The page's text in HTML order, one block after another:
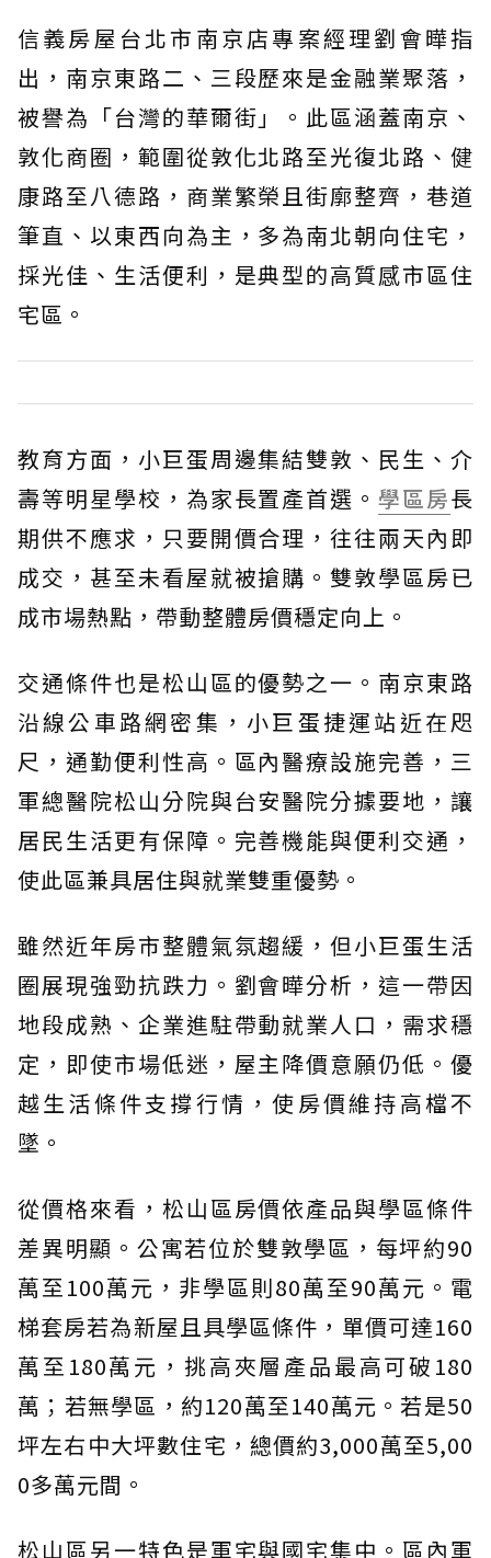
信義房屋台北市南京店專案經理劉會曄指
出，南京東路二、三段歷來是金融業聚落，
被譽為「台灣的華爾街」。此區涵蓋南京、
敦化商圈，範圍從敦化北路至光復北路、健
康路至八德路，商業繁榮且街廓整齊，巷道
筆直、以東西向為主，多為南北朝向住宅，
採光佳、生活便利，是典型的高質感市區住
宅區。
教育方面，小巨蛋周邊集結雙敦、民生、介
壽等明星學校，為家長置產首選。學區房長
期供不應求，只要開價合理，往往兩天內即
成交，甚至未看屋就被搶購。雙敦學區房已
成市場熱點，帶動整體房價穩定向上。
交通條件也是松山區的優勢之一。南京東路
沿線公車路網密集，小巨蛋捷運站近在咫
尺，通勤便利性高。區內醫療設施完善，三
軍總醫院松山分院與台安醫院分據要地，讓
居民生活更有保障。完善機能與便利交通，
使此區兼具居住與就業雙重優勢。
雖然近年房市整體氣氛趨緩，但小巨蛋生活
圈展現強勁抗跌力。劉會曄分析，這一帶因
地段成熟、企業進駐帶動就業人口，需求穩
定，即使市場低迷，屋主降價意願仍低。優
越生活條件支撐行情，使房價維持高檔不
墜。
從價格來看，松山區房價依產品與學區條件
差異明顯。公寓若位於雙敦學區，每坪約90
萬至100萬元，非學區則80萬至90萬元。電
梯套房若為新屋且具學區條件，單價可達160
萬至180萬元，挑高夾層產品最高可破180
萬；若無學區，約120萬至140萬元。若是50
坪左右中大坪數住宅，總價約3,000萬至5,00
0多萬元間。
松山區另一特色是軍宅與國宅集中。區內軍